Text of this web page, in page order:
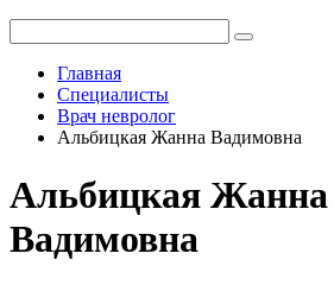
Главная
Специалисты
Врач невролог
Альбицкая Жанна Вадимовна
Альбицкая Жанна
Вадимовна